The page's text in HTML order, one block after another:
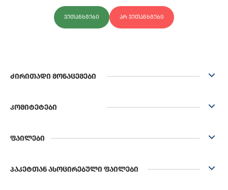
ᲕᲔᲗᲐᲜᲮᲛᲔᲑᲘ ᲐᲠ ᲕᲔᲗᲐᲜᲮᲛᲔᲑᲘ
ᲫᲘᲠᲘᲗᲐᲓᲘ ᲛᲝᲜᲐᲪᲔᲛᲔᲑᲘ
ᲙᲝᲛᲘᲢᲔᲢᲔᲑᲘ
ᲤᲐᲘᲚᲔᲑᲘ
ᲞᲐᲙᲔᲢᲗᲐᲜ ᲐᲡᲝᲪᲘᲠᲔᲑᲣᲚᲘ ᲤᲐᲘᲚᲔᲑᲘ